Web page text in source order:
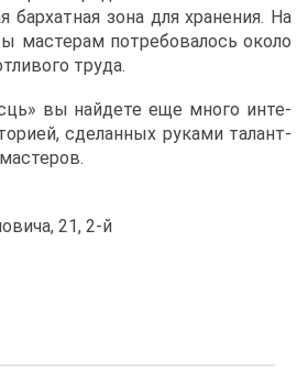
бар­хат­ная зо­на для хра­не­ния. На
ма­сте­рам по­тре­бо­ва­лось око­ло
тру­да.
вы най­де­те еще мно­го ин­те­
сде­лан­ных ру­ка­ми та­лант­
21, 2-й